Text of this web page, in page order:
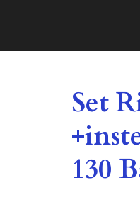
Set
130